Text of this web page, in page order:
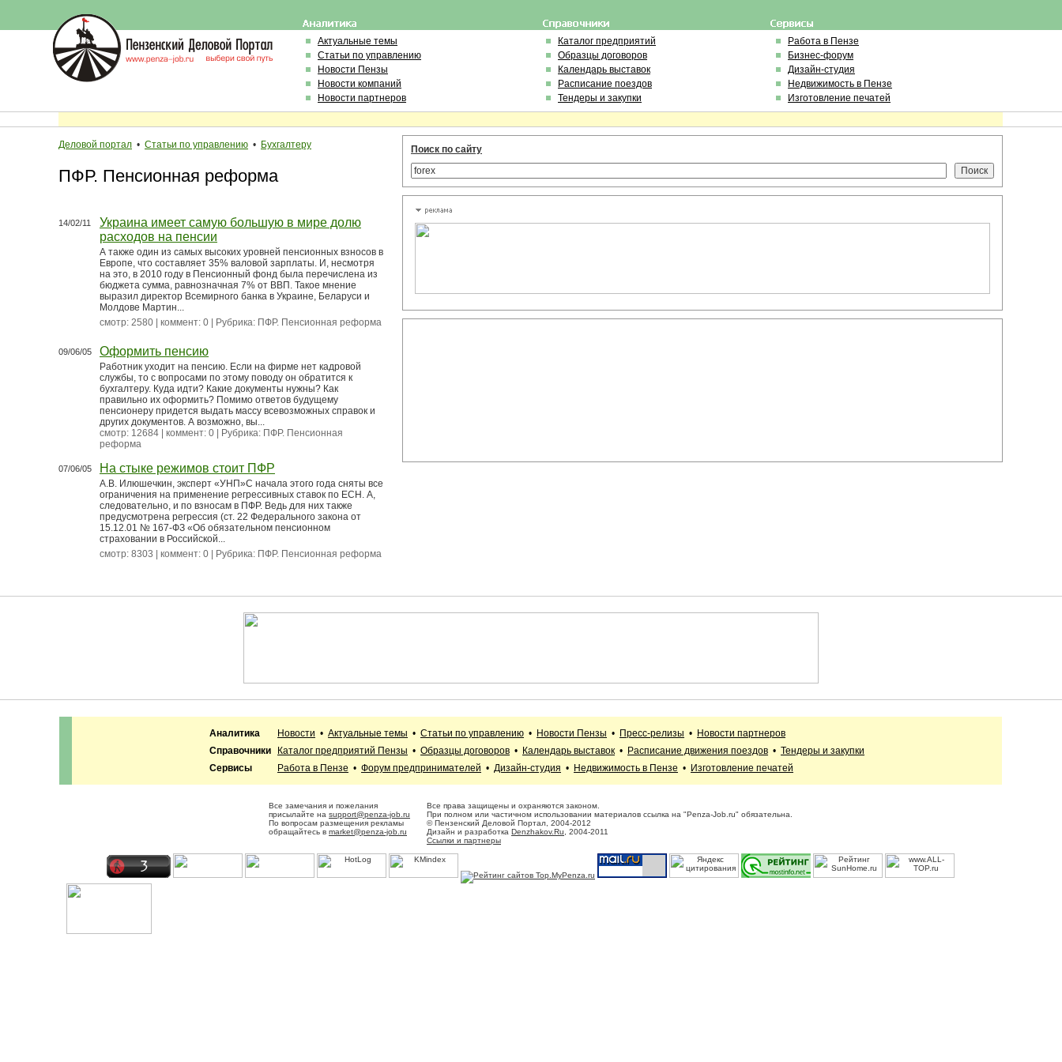
Актуальные темы
Статьи по управлению
Новости Пензы
Новости компаний
Новости партнеров
Каталог предприятий
Образцы договоров
Календарь выставок
Расписание поездов
Тендеры и закупки
Работа в Пензе
Бизнес-форум
Дизайн-студия
Недвижимость в Пензе
Изготовление печатей
Деловой портал • Статьи по управлению • Бухгалтеру
ПФР. Пенсионная реформа
14/02/11
Украина имеет самую большую в мире долю
расходов на пенсии
А также один из самых высоких уровней пенсионных взносов в
Европе, что составляет 35% валовой зарплаты. И, несмотря
на это, в 2010 году в Пенсионный фонд была перечислена из
бюджета сумма, равнозначная 7% от ВВП. Такое мнение
выразил директор Всемирного банка в Украине, Беларуси и
Молдове Мартин...
смотр: 2580 | коммент: 0 | Рубрика: ПФР. Пенсионная реформа
09/06/05 Оформить пенсию
Работник уходит на пенсию. Если на фирме нет кадровой
службы, то с вопросами по этому поводу он обратится к
бухгалтеру. Куда идти? Какие документы нужны? Как
правильно их оформить? Помимо ответов будущему
пенсионеру придется выдать массу всевозможных справок и
других документов. А возможно, вы...
смотр: 12684 | коммент: 0 | Рубрика: ПФР. Пенсионная
реформа
07/06/05 На стыке режимов стоит ПФР
А.В. Илюшечкин, эксперт «УНП»С начала этого года сняты все
ограничения на применение регрессивных ставок по ЕСН. А,
следовательно, и по взносам в ПФР. Ведь для них также
предусмотрена регрессия (ст. 22 Федерального закона от
15.12.01 № 167-ФЗ «Об обязательном пенсионном
страховании в Российской...
смотр: 8303 | коммент: 0 | Рубрика: ПФР. Пенсионная реформа
Поиск по сайту
Аналитика Новости • Актуальные темы • Статьи по управлению • Новости Пензы • Пресс-релизы • Новости партнеров
Справочники
Каталог предприятий Пензы • Образцы договоров • Календарь выставок • Расписание движения поездов • Тендеры и закупки
Сервисы
Работа в Пензе • Форум предпринимателей • Дизайн-студия • Недвижимость в Пензе • Изготовление печатей
Все замечания и пожелания
присылайте на support@penza-job.ru
По вопросам размещения рекламы
обращайтесь в market@penza-job.ru
Все права защищены и охраняются законом.
При полном или частичном использовании материалов ссылка на "Penza-Job.ru" обязательна.
© Пензенский Деловой Портал, 2004-2012
Дизайн и разработка Denzhakov.Ru , 2004-2011
Ссылки и партнеры